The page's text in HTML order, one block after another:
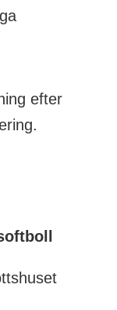
efter